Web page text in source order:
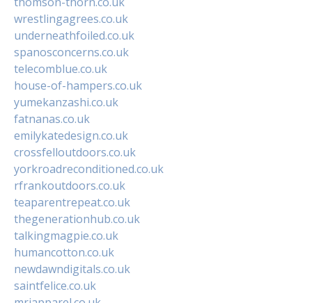
wrestlingagrees.co.uk
underneathfoiled.co.uk
spanosconcerns.co.uk
telecomblue.co.uk
house-of-hampers.co.uk
yumekanzashi.co.uk
fatnanas.co.uk
emilykatedesign.co.uk
crossfelloutdoors.co.uk
yorkroadreconditioned.co.uk
rfrankoutdoors.co.uk
teaparentrepeat.co.uk
thegenerationhub.co.uk
talkingmagpie.co.uk
humancotton.co.uk
newdawndigitals.co.uk
saintfelice.co.uk